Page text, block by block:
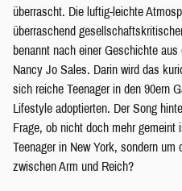
überrascht. Die luftig-leichte
überraschend
benannt nach einer Geschichte
Nancy Jo Sales. Darin wird das
sich reiche Teenager in den 90ern
Lifestyle adoptierten. Der Song
Frage, ob nicht doch mehr
Teenager in New York, sondern
zwischen Arm und Reich?